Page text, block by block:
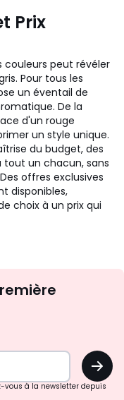
Prix
couleurs peut révéler
Pour tous les
un éventail de
De la
d'un rouge
un style unique.
du budget, des
un chacun, sans
offres exclusives
disponibles,
choix à un prix qui
OK
vous à la newsletter depuis